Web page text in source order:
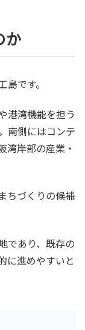
か
です。
港湾機能を担う
南側にはコンテ
湾岸部の産業・
ちづくりの候補
であり、既存の
に進めやすいと